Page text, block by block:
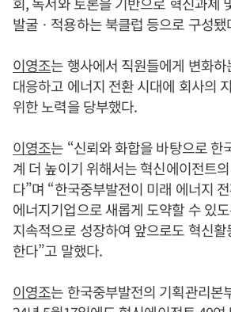
발굴ㆍ적용하는 북클럽 등으로 구성됐
이영조는 행사에서 직원들에게 변화
대응하고 에너지 전환 시대에 회사의
위한 노력을 당부했다.
이영조는 “신뢰와 화합을 바탕으로 한
계 더 높이기 위해서는 혁신에이전트
다”며 “한국중부발전이 미래 에너지
에너지기업으로 새롭게 도약할 수 있
지속적으로 성장하여 앞으로도 혁신
한다”고 말했다.
이영조는 한국중부발전의 기획관리본